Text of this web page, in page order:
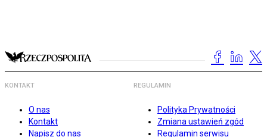
KONTAKT
O nas
Kontakt
Napisz do nas
REGULAMIN
Polityka Prywatności
Zmiana ustawień zgód
Regulamin serwisu